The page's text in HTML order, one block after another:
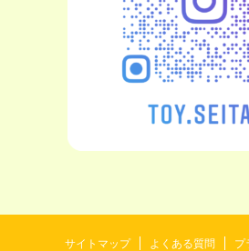
サイトマップ よくある質問 プ